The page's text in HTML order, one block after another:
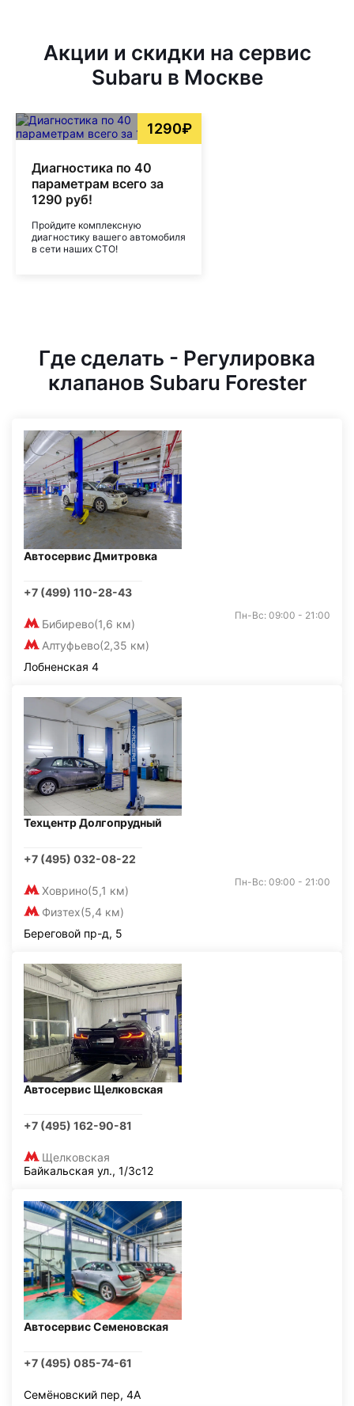
Акции и скидки на сервис
Subaru в Москве
1290₽
Диагностика по 40
параметрам всего за
1290 руб!
Пройдите комплексную
диагностику вашего автомобиля
в сети наших СТО!
Где сделать - Регулировка
клапанов Subaru Forester
Автосервис Дмитровка
+7 (499) 110-28-43
Бибирево(1,6 км)
Алтуфьево(2,35 км)
Пн-Вс: 09:00 - 21:00
Лобненская 4
Техцентр Долгопрудный
+7 (495) 032-08-22
Ховрино(5,1 км)
Физтех(5,4 км)
Пн-Вс: 09:00 - 21:00
Береговой пр-д, 5
Автосервис Щелковская
+7 (495) 162-90-81
Щелковская
Байкальская ул., 1/3с12
Автосервис Семеновская
+7 (495) 085-74-61
Семёновский пер, 4А